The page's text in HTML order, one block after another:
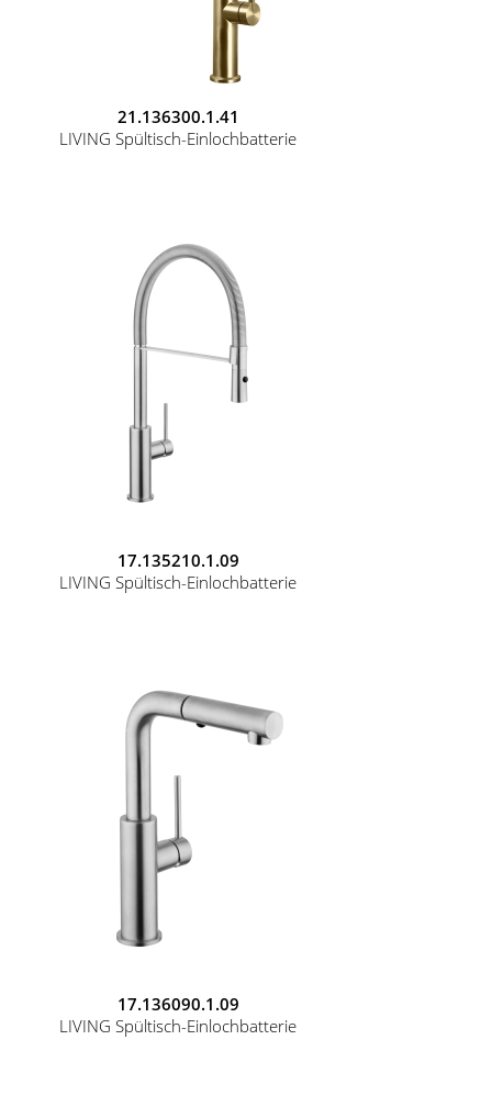
21.136300.1.41
LIVING Spültisch-Einlochbatterie
17.135210.1.09
LIVING Spültisch-Einlochbatterie
17.136090.1.09
LIVING Spültisch-Einlochbatterie